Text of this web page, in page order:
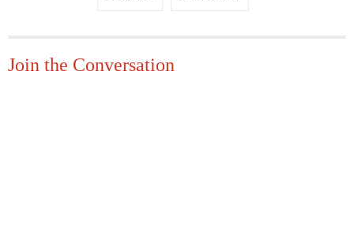
Join the Conversation